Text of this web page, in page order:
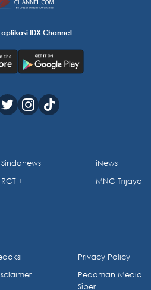
IDX Channel
Sindonews
RCTI+
iNews
MNC Trijaya
Privacy Policy
Pedoman Media
Siber